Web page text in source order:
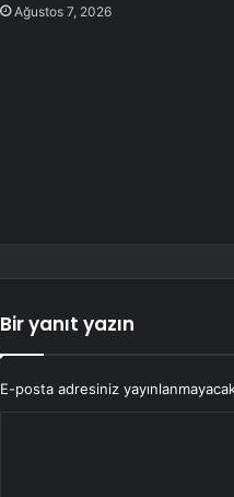
Ağustos 7, 2026
Bir yanıt yazın
E-posta adresiniz